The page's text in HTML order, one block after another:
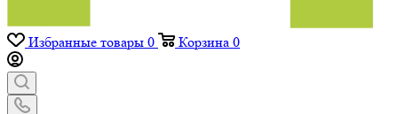
Избранные товары 0 Корзина 0